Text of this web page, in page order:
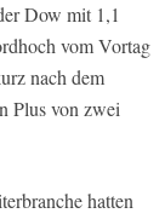
Dow mit 1,1
vom Vortag
nach dem
Plus von zwei
hatten